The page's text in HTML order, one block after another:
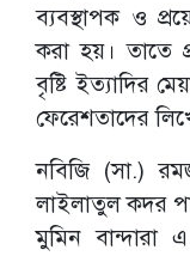
ব্যবস্থাপক ও
করা হয়। তাতে
বৃষ্টি ইত্যাদির
ফেরেশতাদের
নবিজি (সা.)
লাইলাতুল কদর
মুমিন বান্দারা